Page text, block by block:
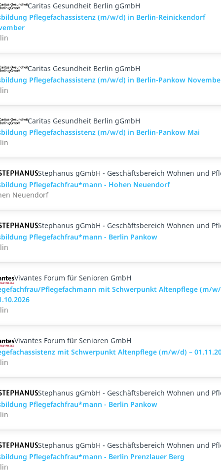
Caritas Gesundheit Berlin gGmbH
Pflegefachassistenz (m/w/d) in Berlin-Reinickendorf
Caritas Gesundheit Berlin gGmbH
Pflegefachassistenz (m/w/d) in Berlin-Pankow
Caritas Gesundheit Berlin gGmbH
Pflegefachassistenz (m/w/d) in Berlin-Pankow Mai
Stephanus gGmbH - Geschäftsbereich Wohnen und
Pflegefachfrau*mann - Hohen Neuendorf
Neuendorf
Stephanus gGmbH - Geschäftsbereich Wohnen und
Pflegefachfrau*mann - Berlin Pankow
Vivantes Forum für Senioren GmbH
Pflegefachmann mit Schwerpunkt Altenpflege (m/
Vivantes Forum für Senioren GmbH
mit Schwerpunkt Altenpflege (m/w/d) –
Stephanus gGmbH - Geschäftsbereich Wohnen und
Pflegefachfrau*mann - Berlin Pankow
Stephanus gGmbH - Geschäftsbereich Wohnen und
Pflegefachfrau*mann - Berlin Prenzlauer Berg